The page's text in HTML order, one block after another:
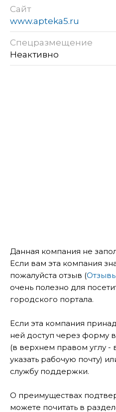
Сайт
www.apteka5.ru
Спецразмещение
Неактивно
Данная компания не
Если вам эта компания
пожалуйста отзыв (
очень полезно для
городского портала.
Если эта компания
ней доступ через форму
(в верхнем правом углу -
указать рабочую почту)
службу поддержки.
О преимуществах
можете почитать в